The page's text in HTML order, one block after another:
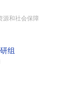
源和社会保障
组